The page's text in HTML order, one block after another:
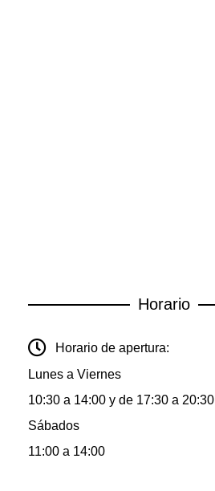
Horario
Horario de apertura:
Lunes a Viernes
10:30 a 14:00 y de 17:30 a 20:30
Sábados
11:00 a 14:00